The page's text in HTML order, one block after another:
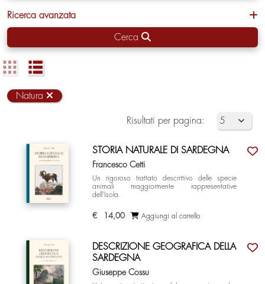
Ricerca avanzata
Cerca
Natura
Risultati per pagina:
STORIA NATURALE DI SARDEGNA
Francesco Cetti
Un rigoroso trattato descrittivo delle specie
animali maggiormente rappresentative
dell'Isola.
€ 14,00 Aggiungi al carrello
DESCRIZIONE GEOGRAFICA DELLA
SARDEGNA
Giuseppe Cossu